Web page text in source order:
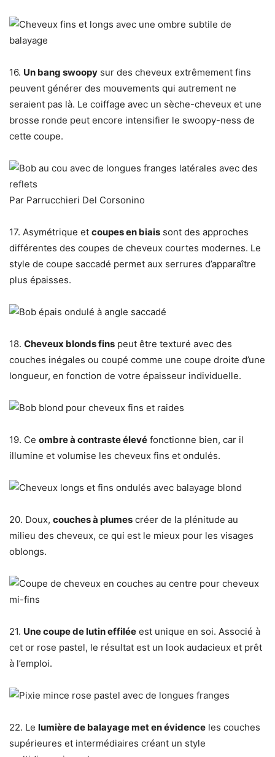
16. Un bang swoopy sur des cheveux extrêmement fins
peuvent générer des mouvements qui autrement ne
seraient pas là. Le coiffage avec un sèche-cheveux et une
brosse ronde peut encore intensifier le swoopy-ness de
cette coupe.
Par Parrucchieri Del Corsonino
17. Asymétrique et coupes en biais sont des approches
différentes des coupes de cheveux courtes modernes. Le
style de coupe saccadé permet aux serrures d’apparaître
plus épaisses.
18. Cheveux blonds fins peut être texturé avec des
couches inégales ou coupé comme une coupe droite d’une
longueur, en fonction de votre épaisseur individuelle.
19. Ce ombre à contraste élevé fonctionne bien, car il
illumine et volumise les cheveux fins et ondulés.
20. Doux, couches à plumes créer de la plénitude au
milieu des cheveux, ce qui est le mieux pour les visages
oblongs.
21. Une coupe de lutin effilée est unique en soi. Associé à
cet or rose pastel, le résultat est un look audacieux et prêt
à l’emploi.
22. Le lumière de balayage met en évidence les couches
supérieures et intermédiaires créant un style